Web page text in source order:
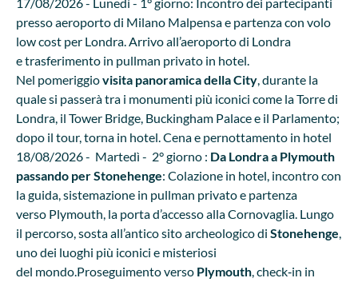
presso aeroporto di Milano Malpensa e partenza con volo
low cost per Londra. Arrivo all’aeroporto di Londra
e trasferimento in pullman privato in hotel.
Nel pomeriggiovisita panoramica della City, durante la
quale si passerà tra i monumenti più iconici come la Torre di
Londra, il Tower Bridge, Buckingham Palace e il Parlamento;
dopo il tour, torna in hotel. Cena e pernottamento in hotel
18/08/2026 - Martedì - 2° giorno : Da Londra a Plymouth
passando per Stonehenge: Colazione in hotel, incontro con
la guida, sistemazione in pullman privato e partenza
verso Plymouth, la porta d’accesso alla Cornovaglia. Lungo
il percorso, sosta all’antico sito archeologico di Stonehenge,
uno dei luoghi più iconici e misteriosi
del mondo.Proseguimento verso Plymouth, check‐in in